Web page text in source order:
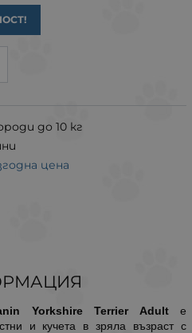
до 10 кг
цена
Yorkshire Terrier Adultе
и кучета в зряла възраст с